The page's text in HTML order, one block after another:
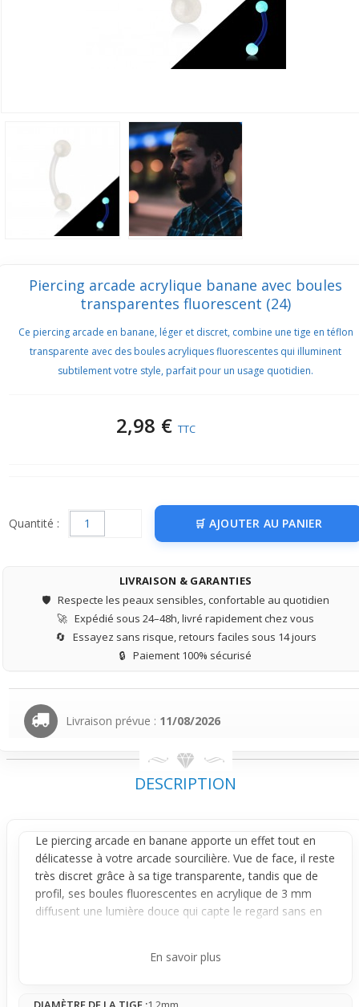
Piercing arcade acrylique banane avec boules
transparentes fluorescent (24)
Ce piercing arcade en banane, léger et discret, combine une tige en téflon
transparente avec des boules acryliques fluorescentes qui illuminent
subtilement votre style, parfait pour un usage quotidien.
2,98 € TTC
Quantité : AJOUTER AU PANIER
LIVRAISON & GARANTIES
🛡️ Respecte les peaux sensibles, confortable au quotidien
🚀 Expédié sous 24–48h, livré rapidement chez vous
🔄 Essayez sans risque, retours faciles sous 14 jours
🔒 Paiement 100% sécurisé
Livraison prévue : 11/08/2026
DESCRIPTION
Le piercing arcade en banane apporte un effet tout en
délicatesse à votre arcade sourcilière. Vue de face, il reste
très discret grâce à sa tige transparente, tandis que de
profil, ses boules fluorescentes en acrylique de 3 mm
diffusent une lumière douce qui capte le regard sans en
En savoir plus